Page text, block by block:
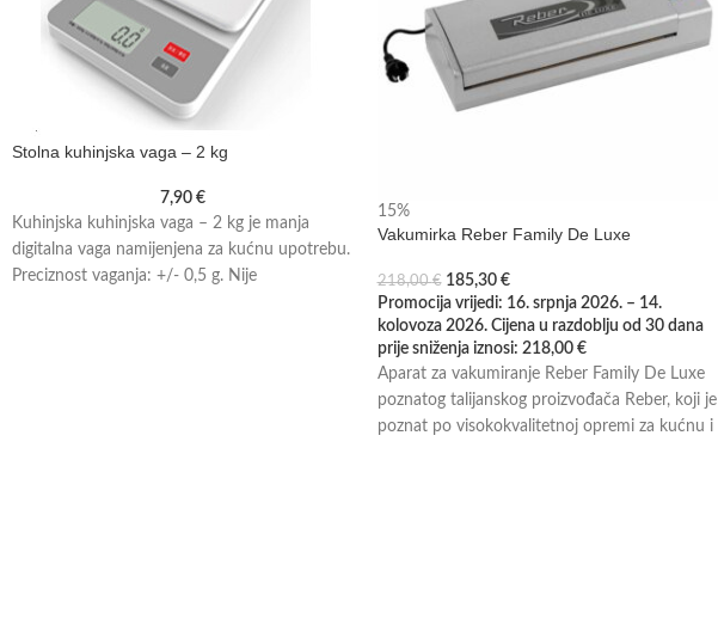
Stolna kuhinjska vaga – 2 kg
7,90 €
Kuhinjska kuhinjska vaga – 2 kg je manja
digitalna vaga namijenjena za kućnu upotrebu.
Preciznost vaganja: +/- 0,5 g. Nije
15%
Vakumirka Reber Family De Luxe
218,00€ 185,30 €
Promocija vrijedi: 16. srpnja 2026. – 14.
kolovoza 2026. Cijena u razdoblju od 30 dana
prije sniženja iznosi: 218,00 €
Aparat za vakumiranje Reber Family De Luxe
poznatog talijanskog proizvođača Reber, koji je
poznat po visokokvalitetnoj opremi za kućnu i